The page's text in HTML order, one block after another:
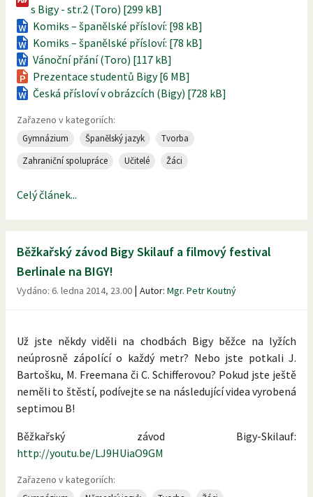
s Bigy - str.2 (Toro) [299 kB]
Komiks – španělské přísloví: [98 kB]
Komiks – španělské přísloví: [78 kB]
Vánoční přání (Toro) [117 kB]
Prezentace studentů Bigy [6 MB]
Česká přísloví v obrázcích (Bigy) [728 kB]
Zařazeno v kategoriích:
Gymnázium Španělský jazyk
Tvorba
Zahraniční spolupráce
Učitelé Žáci
Celý článek...
Běžkařský závod Bigy Skilauf a filmový festival
Berlinale na BIGY!
Vydáno: 6. ledna 2014, 23.00 | Autor: Mgr. Petr Koutný
Už jste někdy viděli na chodbách Bigy běžce na lyžích
neúprosně zápolící o každý metr? Nebo jste potkali J.
Bartošku, M. Freemana či C. Schifferovou? Pokud jste ještě
neměli to štěstí, podívejte se na následující videa vyrobená
septimou B!
Běžkařský závod Bigy-Skilauf:
http://youtu.be/LJ9HUiaO9GM
Zařazeno v kategoriích: